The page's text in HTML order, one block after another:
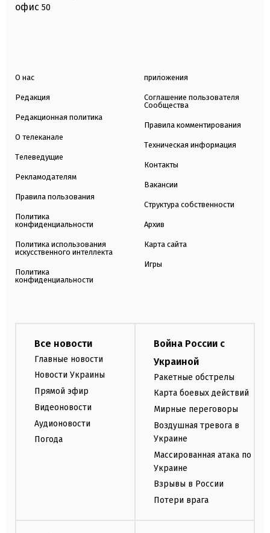
офис 50
О нас
Редакция
Редакционная политика
О телеканале
Телеведущие
Рекламодателям
Правила пользования
Политика
конфиденциальности
Политика использования
искусственного интеллекта
Политика
конфиденциальности
приложения
Соглашение пользователя
Сообщества
Правила комментирования
Техническая информация
Контакты
Вакансии
Структура собственности
Архив
Карта сайта
Игры
Все новости
Главные новости
Новости Украины
Прямой эфир
Видеоновости
Аудионовости
Погода
Война России с
Украиной
Ракетные обстрелы
Карта боевых действий
Мирные переговоры
Воздушная тревога в
Украине
Массированная атака по
Украине
Взрывы в России
Потери врага